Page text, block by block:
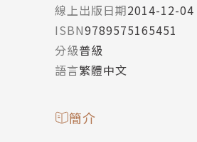
線上出版日期2014-12-04
ISBN9789575165451
分級普級
語言繁體中文
簡介